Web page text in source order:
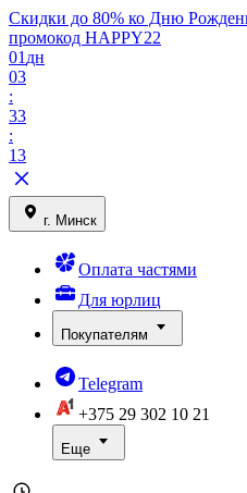
Скидки до 80% ко Дню
промокод HAPPY22
01 дн
03
:
33
:
13
г. Минск
Оплата частями
Для юрлиц
Покупателям
Telegram
+375 29 302 10 21
Еще